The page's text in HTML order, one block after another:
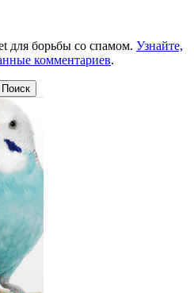
для борьбы со спамом. Узнайте,
комментариев.